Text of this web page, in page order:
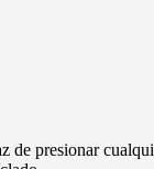
de presionar